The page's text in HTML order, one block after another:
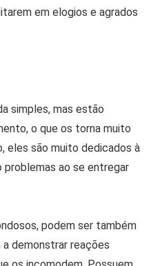
em elogios e agrados
simples, mas estão
o que os torna muito
eles são muito dedicados à
problemas ao se entregar
podem ser também
demonstrar reações